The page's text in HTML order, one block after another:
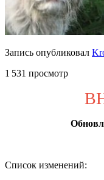
Запись опубликовал
1 531 просмотр
Список изменений: